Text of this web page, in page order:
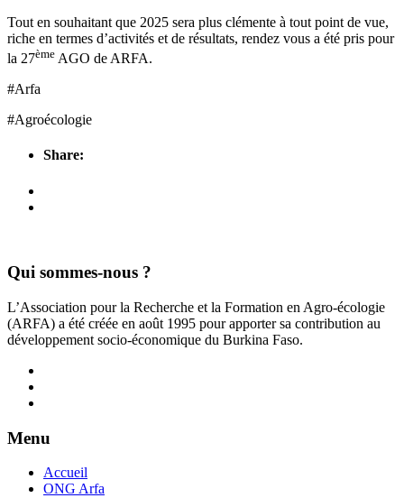
Tout en souhaitant que 2025 sera plus clémente à tout point de vue,
riche en termes d’activités et de résultats, rendez vous a été pris pour
la 27ème AGO de ARFA.
#Arfa
#Agroécologie
Share:
Qui sommes-nous ?
L’Association pour la Recherche et la Formation en Agro-écologie
(ARFA) a été créée en août 1995 pour apporter sa contribution au
développement socio-économique du Burkina Faso.
Menu
Accueil
ONG Arfa